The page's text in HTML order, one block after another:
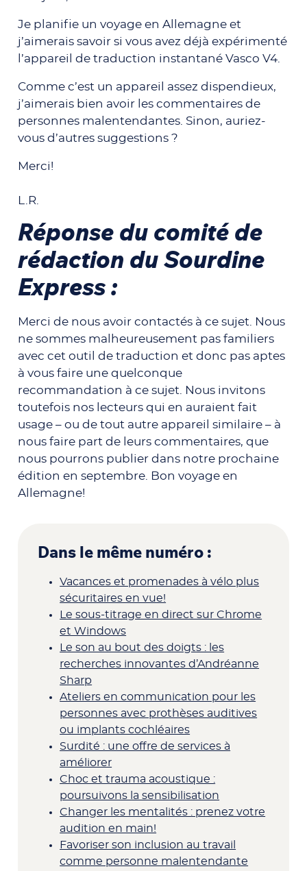
Je planifie un voyage en Allemagne et
j’aimerais savoir si vous avez déjà expérimenté
l’appareil de traduction instantané Vasco V4.
Comme c’est un appareil assez dispendieux,
j’aimerais bien avoir les commentaires de
personnes malentendantes. Sinon, auriez-
vous d’autres suggestions ?
Merci!
L.R.
Réponse du comité de
rédaction du Sourdine
Express :
Merci de nous avoir contactés à ce sujet. Nous
ne sommes malheureusement pas familiers
avec cet outil de traduction et donc pas aptes
à vous faire une quelconque
recommandation à ce sujet. Nous invitons
toutefois nos lecteurs qui en auraient fait
usage – ou de tout autre appareil similaire – à
nous faire part de leurs commentaires, que
nous pourrons publier dans notre prochaine
édition en septembre. Bon voyage en
Allemagne!
Dans le même numéro :
Vacances et promenades à vélo plus
sécuritaires en vue!
Le sous-titrage en direct sur Chrome
et Windows
Le son au bout des doigts : les
recherches innovantes d’Andréanne
Sharp
Ateliers en communication pour les
personnes avec prothèses auditives
ou implants cochléaires
Surdité : une offre de services à
améliorer
Choc et trauma acoustique :
poursuivons la sensibilisation
Changer les mentalités : prenez votre
audition en main!
Favoriser son inclusion au travail
comme personne malentendante